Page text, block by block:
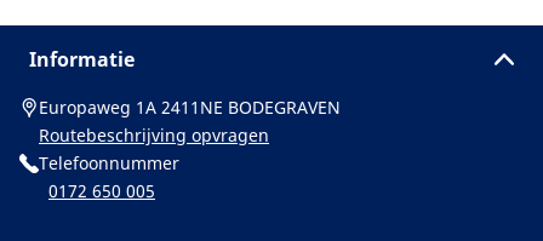
Informatie
Europaweg 1A 2411NE BODEGRAVEN
Routebeschrijving opvragen
Telefoonnummer
0172 650 005